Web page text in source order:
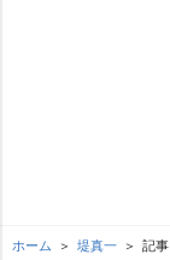
ホーム 堤真一 記事